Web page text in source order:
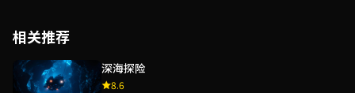
相关推荐
深海探险
8.6